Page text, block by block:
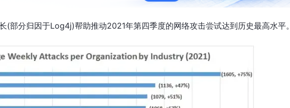
(部分归因于Log4j)帮助推动2021年第四季度的网络攻击尝试达到历史最高水平。